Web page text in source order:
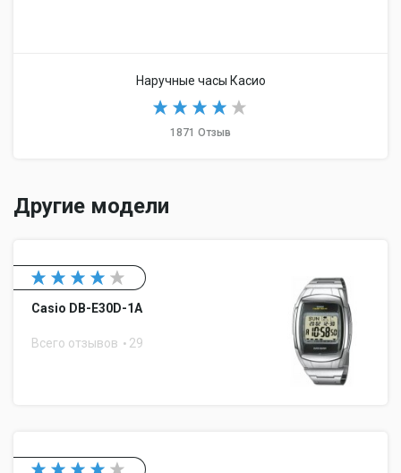
Наручные часы Касио
1871 Отзыв
Другие модели
Casio DB-E30D-1A
Всего отзывов 29